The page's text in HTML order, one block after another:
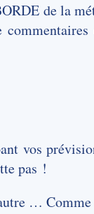
de la
vos
pas !
…